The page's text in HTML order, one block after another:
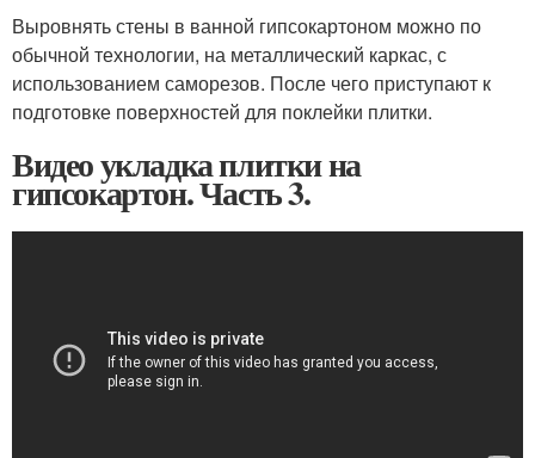
Выровнять стены в ванной гипсокартоном можно по
обычной технологии, на металлический каркас, с
использованием саморезов. После чего приступают к
подготовке поверхностей для поклейки плитки.
Видео укладка плитки на
гипсокартон. Часть 3.